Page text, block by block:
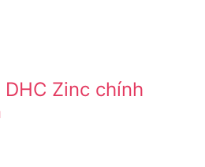
Zinc chính